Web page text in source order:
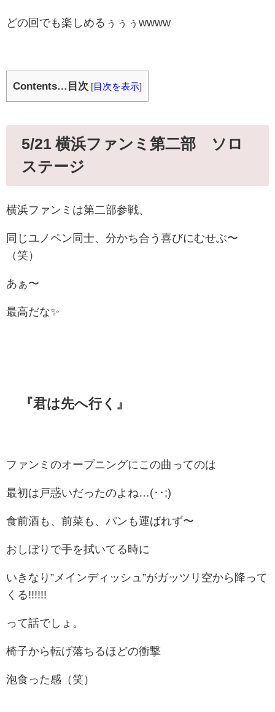
どの回でも楽しめるぅぅぅwwww
Contents…目次 [ 目次を表示]
5/21 横浜ファンミ第二部 ソロ
ステージ
横浜ファンミは第二部参戦、
同じユノペン同士、分かち合う喜びにむせぶ〜
（笑）
あぁ〜
最高だな✨
『君は先へ行く』
ファンミのオープニングにこの曲ってのは
最初は戸惑いだったのよね…(･･;)
食前酒も、前菜も、パンも運ばれず〜
おしぼりで手を拭いてる時に
いきなり”メインディッシュ”がガッツリ空から降って
くる!!!!!!
って話でしょ。
椅子から転げ落ちるほどの衝撃
泡食った感（笑）